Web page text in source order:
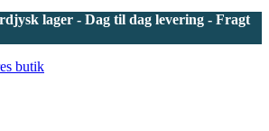
lager - Dag til dag levering - Fragt
butik